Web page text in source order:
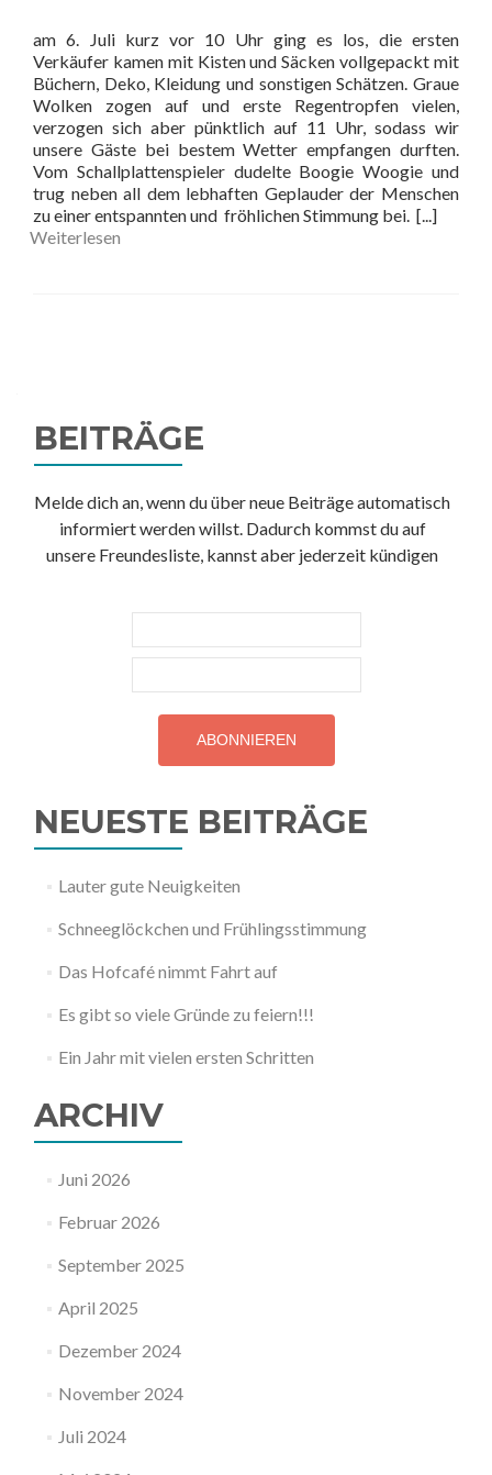
am 6. Juli kurz vor 10 Uhr ging es los, die ersten
Verkäufer kamen mit Kisten und Säcken vollgepackt mit
Büchern, Deko, Kleidung und sonstigen Schätzen. Graue
Wolken zogen auf und erste Regentropfen vielen,
verzogen sich aber pünktlich auf 11 Uhr, sodass wir
unsere Gäste bei bestem Wetter empfangen durften.
Vom Schallplattenspieler dudelte Boogie Woogie und
trug neben all dem lebhaften Geplauder der Menschen
zu einer entspannten und fröhlichen Stimmung bei. [...]
Weiterlesen
BEITRÄGE
Melde dich an, wenn du über neue Beiträge automatisch
informiert werden willst. Dadurch kommst du auf
unsere Freundesliste, kannst aber jederzeit kündigen
NEUESTE BEITRÄGE
Lauter gute Neuigkeiten
Schneeglöckchen und Frühlingsstimmung
Das Hofcafé nimmt Fahrt auf
Es gibt so viele Gründe zu feiern!!!
Ein Jahr mit vielen ersten Schritten
ARCHIV
Juni 2026
Februar 2026
September 2025
April 2025
Dezember 2024
November 2024
Juli 2024